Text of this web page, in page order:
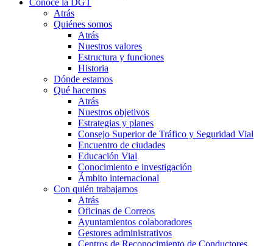
Conoce la DGT
Atrás
Quiénes somos
Atrás
Nuestros valores
Estructura y funciones
Historia
Dónde estamos
Qué hacemos
Atrás
Nuestros objetivos
Estrategias y planes
Consejo Superior de Tráfico y Seguridad Vial
Encuentro de ciudades
Educación Vial
Conocimiento e investigación
Ámbito internacional
Con quién trabajamos
Atrás
Oficinas de Correos
Ayuntamientos colaboradores
Gestores administrativos